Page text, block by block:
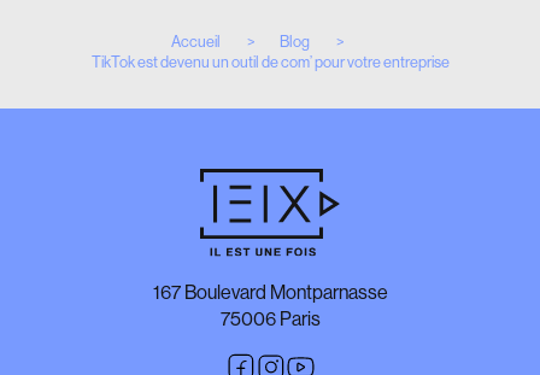
Accueil
Blog
TikTok est devenu un outil de com’ pour votre entreprise
167 Boulevard Montparnasse
75006 Paris